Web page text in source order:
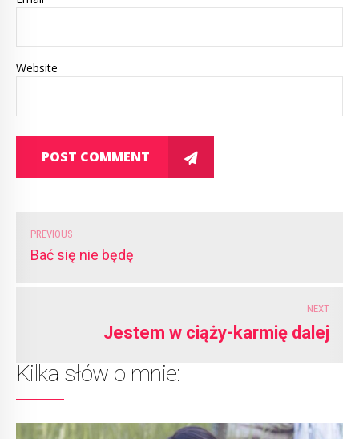
Website
POST COMMENT
PREVIOUS
Bać się nie będę
NEXT
Jestem w ciąży-karmię dalej
Kilka słów o mnie: